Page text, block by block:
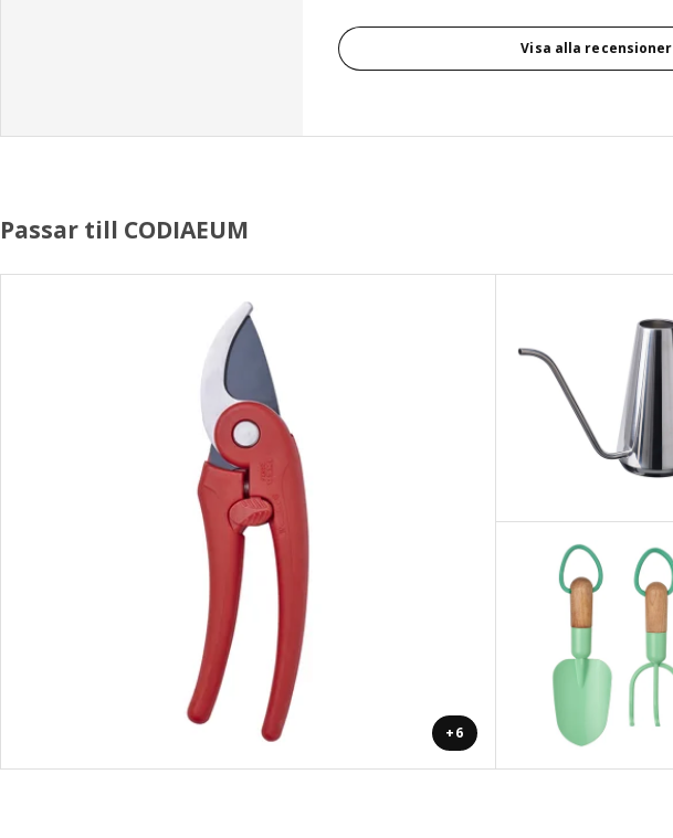
Visa alla recensioner
Passar till CODIAEUM
+6